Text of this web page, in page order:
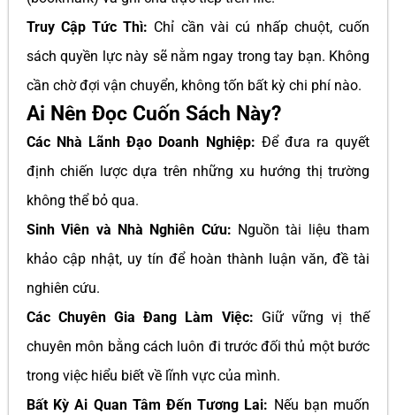
Truy Cập Tức Thì: Chỉ cần vài cú nhấp chuột, cuốn
sách quyền lực này sẽ nằm ngay trong tay bạn. Không
cần chờ đợi vận chuyển, không tốn bất kỳ chi phí nào.
Ai Nên Đọc Cuốn Sách Này?
Các Nhà Lãnh Đạo Doanh Nghiệp: Để đưa ra quyết
định chiến lược dựa trên những xu hướng thị trường
không thể bỏ qua.
Sinh Viên và Nhà Nghiên Cứu: Nguồn tài liệu tham
khảo cập nhật, uy tín để hoàn thành luận văn, đề tài
nghiên cứu.
Các Chuyên Gia Đang Làm Việc: Giữ vững vị thế
chuyên môn bằng cách luôn đi trước đối thủ một bước
trong việc hiểu biết về lĩnh vực của mình.
Bất Kỳ Ai Quan Tâm Đến Tương Lai: Nếu bạn muốn